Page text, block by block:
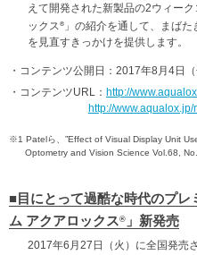
えて開発された新製品の2ウィー
ックス®」の紹介を通して、まばた
を見直すきっかけを提供します。
・コンテンツ公開日：2017年8月4日（
・コンテンツURL： http://
http://www.aqualox.jp/
※1 Patelら、”Effect of Visual Display Unit
Optometry and Vision Science Vol.68,
■目にとって過酷な時代のプレ
ム アクアロックス® 」新発売
2017年6月27日（火）に全国発売